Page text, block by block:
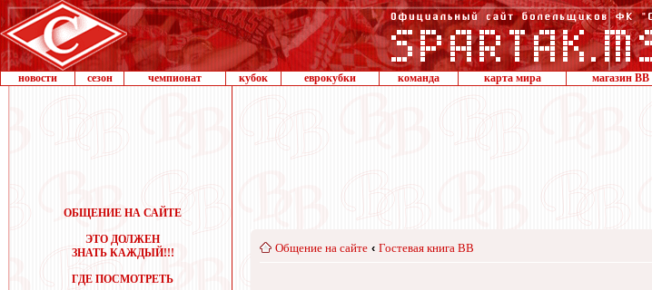
новости сезон чемпионат кубок еврокубки команда карта мира магазин ВВ
ОБЩЕНИЕ НА САЙТЕ
ЭТО ДОЛЖЕН
ЗНАТЬ КАЖДЫЙ!!!
ГДЕ ПОСМОТРЕТЬ
Общение на сайте ‹ Гостевая книга ВВ